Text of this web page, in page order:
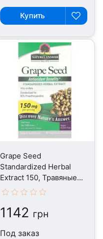
Купить
Grape Seed
Standardized Herbal
Extract 150, Травяные
добавки, 60 капсул
1142 грн
Под заказ